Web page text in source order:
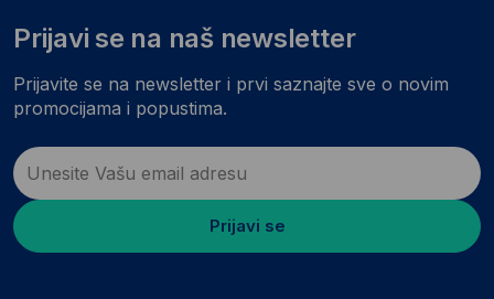
Prijavi se na naš newsletter
Prijavite se na newsletter i prvi saznajte sve o novim
promocijama i popustima.
Prijavi se